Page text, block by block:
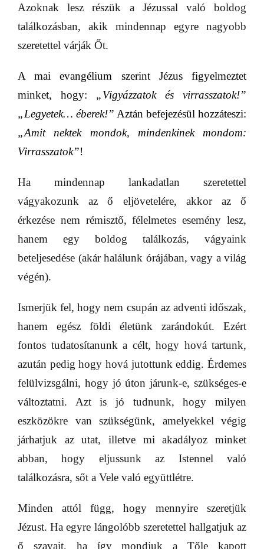
Azoknak lesz részük a Jézussal való boldog
találkozásban, akik mindennap egyre nagyobb
szeretettel várják Őt.
A mai evangélium szerint Jézus figyelmeztet
minket, hogy: „Vigyázzatok és virrasszatok!”
„Legyetek… éberek!” Aztán befejezésül hozzáteszi:
„Amit nektek mondok, mindenkinek mondom:
Virrasszatok”!
Ha mindennap lankadatlan szeretettel
vágyakozunk az ő eljövetelére, akkor az ő
érkezése nem rémisztő, félelmetes esemény lesz,
hanem egy boldog találkozás, vágyaink
beteljesedése (akár halálunk órájában, vagy a világ
végén).
Ismerjük fel, hogy nem csupán az adventi időszak,
hanem egész földi életünk zarándokút. Ezért
fontos tudatosítanunk a célt, hogy hová tartunk,
azután pedig hogy hová jutottunk eddig. Érdemes
felülvizsgálni, hogy jó úton járunk-e, szükséges-e
változtatni. Azt is jó tudnunk, hogy milyen
eszközökre van szükségünk, amelyekkel végig
járhatjuk az utat, illetve mi akadályoz minket
abban, hogy eljussunk az Istennel való
találkozásra, sőt a Vele való együttlétre.
Minden attól függ, hogy mennyire szeretjük
Jézust. Ha egyre lángolóbb szeretettel hallgatjuk az
ő szavait, ha így mondjuk a Tőle kapott